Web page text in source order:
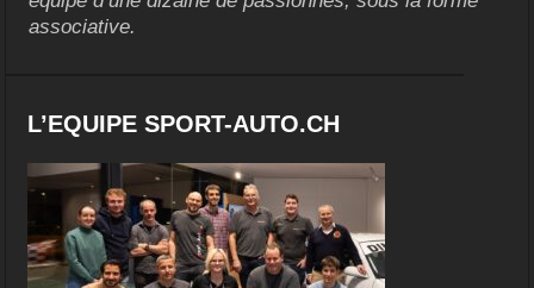
associative.
L’EQUIPE SPORT-AUTO.CH